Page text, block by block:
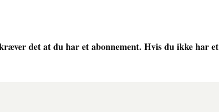
det at du har et abonnement. Hvis du ikke har et